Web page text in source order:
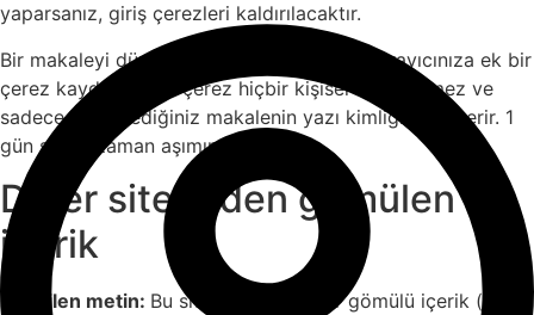
yaparsanız, giriş çerezleri kaldırılacaktır.
Bir makaleyi düzenler veya yayınlarsanız tarayıcınıza ek bir
çerez kaydedilir. Bu çerez hiçbir kişisel veri içermez ve
sadece düzenlediğiniz makalenin yazı kimliğini gösterir. 1
gün sonra zaman aşımına uğrar.
Diğer sitelerden gömülen
içerik
Önerilen metin: Bu sitedeki makaleler gömülü içerik (ör.